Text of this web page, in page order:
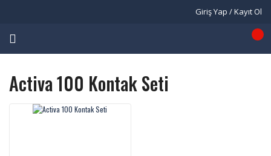
Giriş Yap / Kayıt Ol
Activa 100 Kontak Seti